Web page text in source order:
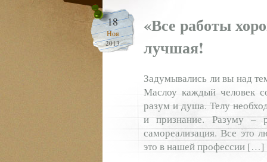
18
Ноя
2013
«Все работы
лучшая!
Задумывались ли вы над
Маслоу каждый человек
разум и душа. Телу
и признание. Разуму –
самореализация. Все это
это в нашей профессии […]